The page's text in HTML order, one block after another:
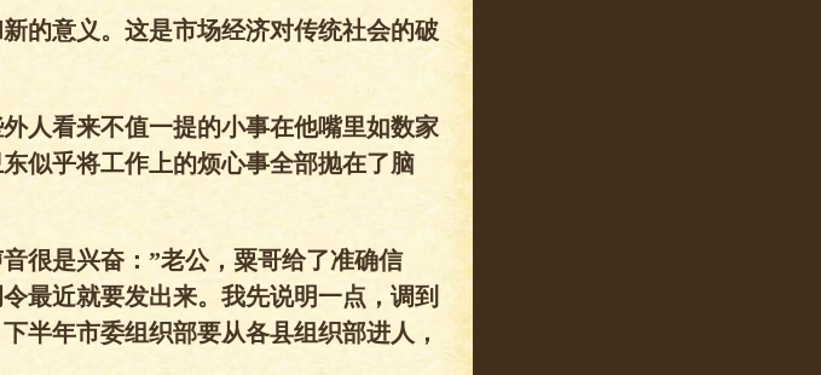
的意义。这是市场经济对传统社会的破
人看来不值一提的小事在他嘴里如数家
似乎将工作上的烦心事全部抛在了脑
很是兴奋：”老公，粟哥给了准确信
最近就要发出来。我先说明一点，调到
半年市委组织部要从各县组织部进人，